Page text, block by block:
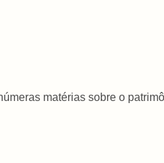
matérias sobre o